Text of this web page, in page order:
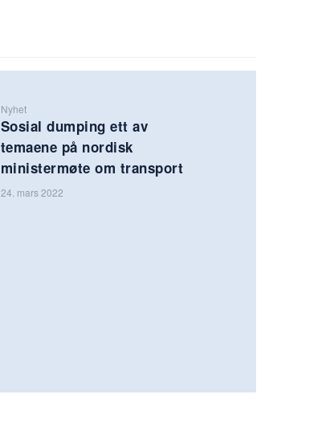
Nyhet
Sosial dumping ett av
temaene på nordisk
ministermøte om transport
24. mars 2022